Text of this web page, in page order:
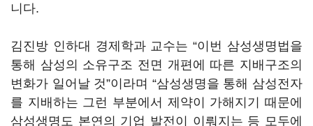
니다.
김진방 인하대 경제학과 교수는“이번 삼성생명법을
통해 삼성의 소유구조 전면 개편에 따른 지배구조의
변화가 일어날 것”이라며 “삼성생명을 통해 삼성전자
를 지배하는 그런 부분에서 제약이 가해지기 때문에
삼성생명도 본연의 기업 발전이 이뤄지는 등 모두에